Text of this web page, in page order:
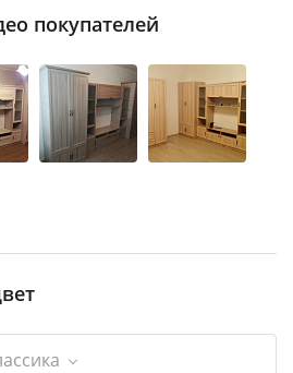
покупателей